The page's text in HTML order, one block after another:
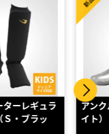
クルサポーター（ホワ
）